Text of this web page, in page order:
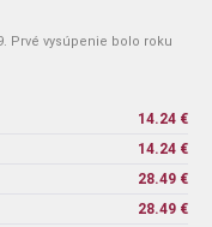
Prvé vysúpenie bolo roku
14.24 €
14.24 €
28.49 €
28.49 €